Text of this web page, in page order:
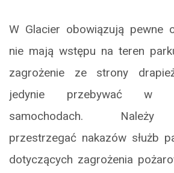
W Glacier obowiązują pewne
nie mają wstępu na teren
zagrożenie ze strony
jedynie przebywać w
samochodach. Należy
przestrzegać nakazów służb
dotyczących zagrożenia